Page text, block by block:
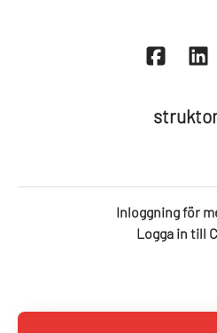
Inloggning för
Logga in till